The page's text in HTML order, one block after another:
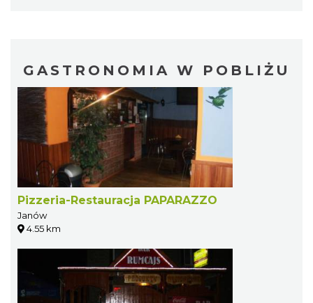
GASTRONOMIA W POBLIŻU
Pizzeria-Restauracja PAPARAZZO
Janów
4.55 km